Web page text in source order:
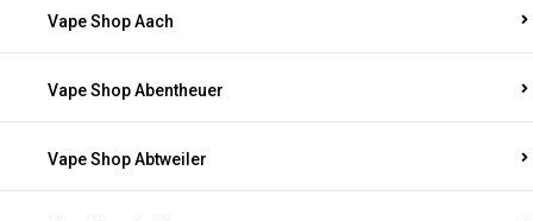
Vape Shop Aach
Vape Shop Abentheuer
Vape Shop Abtweiler